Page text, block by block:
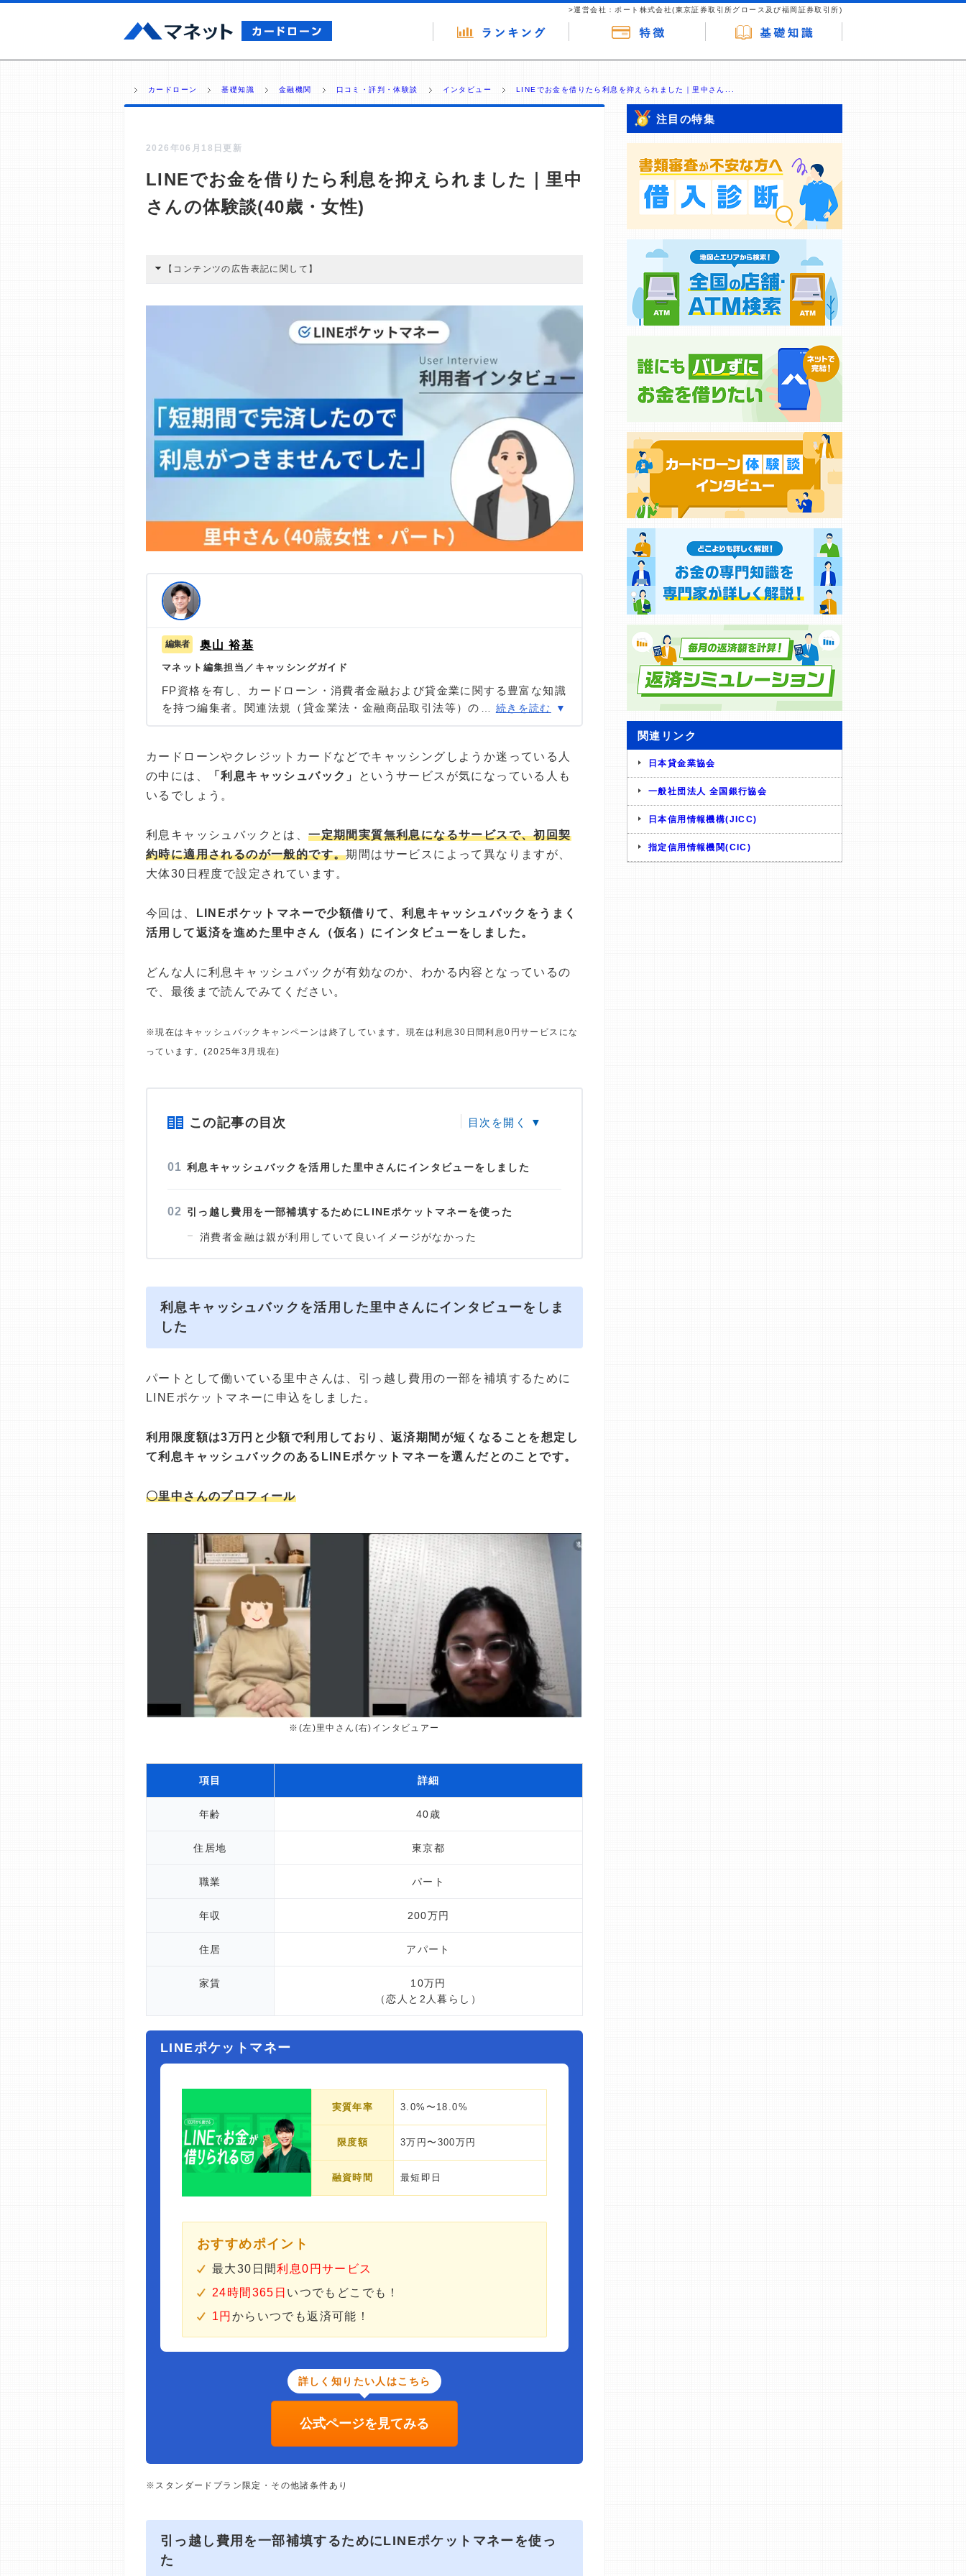
>運営会社：ポート株式会社(東京証券取引所グロース及び福岡証券取引所)
カードローン 基礎知識 金融機関 口コミ・評判・体験談 インタビュー LINEでお金を借りたら利息を抑えられました｜里中さん...
2026年06月18日更新
LINEでお金を借りたら利息を抑えられました｜里中
さんの体験談(40歳・女性)
【コンテンツの広告表記に関して】
酬が支払われるという収益モデルです。 ただし、特定の商品を根拠なくPRするものではなく、当
編集部の調査／ユーザーへの口コミ収集などに基づき、公平性を担保した情報提供を行っていま
奥山 裕基
マネット編集担当／キャッシングガイド
FP資格を有し、カードローン・消費者金融および貸金業に関する豊富な知識
を持つ編集者。関連法規（貸金業法・金融商品取引法等）の理解を深めつ
を超える記事を執筆。生活に欠かせない「お金」だからこそ最適な意思決定
を支援したいという理念のもとに情報発信を行っている。
… 続きを読む
カードローンやクレジットカードなどでキャッシングしようか迷っている人
の中には、
「利息キャッシュバック」
というサービスが気になっている人も
いるでしょう。
利息キャッシュバックとは、一定期間実質無利息になるサービスで、初回契
約時に適用されるのが一般的です。期間はサービスによって異なりますが、
大体30日程度で設定されています。
今回は、
LINEポケットマネーで少額借りて、利息キャッシュバックをうまく
活用して返済を進めた里中さん（仮名）にインタビューをしました。
どんな人に利息キャッシュバックが有効なのか、わかる内容となっているの
で、最後まで読んでみてください。
※現在はキャッシュバックキャンペーンは終了しています。現在は利息30日間利息0円サービスにな
っています。(2025年3月現在)
この記事の目次
利息キャッシュバックを活用した里中さんにインタビューをしました
引っ越し費用を一部補填するためにLINEポケットマネーを使った
消費者金融は親が利用していて良いイメージがなかった
利息キャッシュバックを活用した里中さんにインタビューをしま
した
パートとして働いている里中さんは、引っ越し費用の一部を補填するために
LINEポケットマネーに申込をしました。
利用限度額は3万円と少額で利用しており、返済期間が短くなることを想定し
て利息キャッシュバックのあるLINEポケットマネーを選んだとのことです。
〇里中さんのプロフィール
※(左)里中さん(右)インタビュアー
項目 詳細
年齢 40歳
住居地 東京都
職業 パート
年収 200万円
住居 アパート
家賃
10万円
（恋人と2人暮らし）
LINEポケットマネー
実質年率 3.0%〜18.0%
限度額 3万円〜300万円
融資時間 最短即日
おすすめポイント
最大30日間利息0円サービス
24時間365日 いつでもどこでも！
1円 からいつでも返済可能！
詳しく知りたい人はこちら
公式ページを見てみる
※スタンダードプラン限定・その他諸条件あり
引っ越し費用を一部補填するためにLINEポケットマネーを使っ
た
注目の特集
関連リンク
日本貸金業協会
一般社団法人 全国銀行協会
日本信用情報機構(JICC)
指定信用情報機関(CIC)